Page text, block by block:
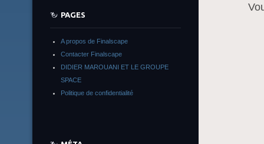
PAGES
A propos de Finalscape
Contacter Finalscape
DIDIER MAROUANI ET LE GROUPE
SPACE
Politique de confidentialité